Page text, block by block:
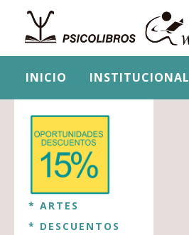
INICIO INSTITUCIONAL
* ARTES
* DESCUENTOS